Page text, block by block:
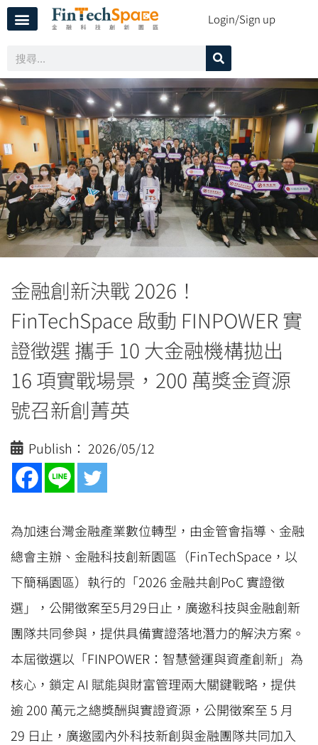
Login/Sign up
金融創新決戰 2026！
FinTechSpace 啟動 FINPOWER 實
證徵選 攜手 10 大金融機構拋出
16 項實戰場景，200 萬獎金資源
號召新創菁英
Publish： 2026/05/12
為加速台灣金融產業數位轉型，由金管會指導、金融
總會主辦、金融科技創新園區（FinTechSpace，以
下簡稱園區）執行的「2026 金融共創PoC 實證徵
選」，公開徵案至5月29日止，廣邀科技與金融創新
團隊共同參與，提供具備實證落地潛力的解決方案。
本屆徵選以「FINPOWER：智慧營運與資產創新」為
核心，鎖定 AI 賦能與財富管理兩大關鍵戰略，提供
逾 200 萬元之總獎酬與實證資源，公開徵案至 5 月
29 日止，廣邀國內外科技新創與金融團隊共同加入